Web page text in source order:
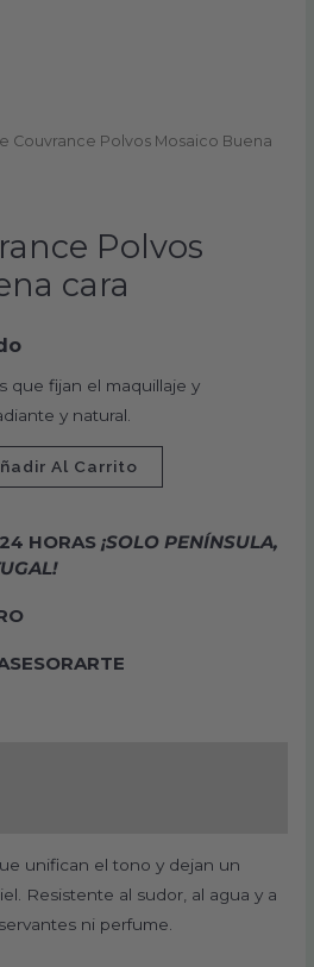
Couvrance Polvos Mosaico Buena
Polvos
cara
que fijan el maquillaje y
y natural.
Al Carrito
HORAS¡SOLO PENÍNSULA,
unifican el tono y dejan un
Resistente al sudor, al agua y a
ni perfume.